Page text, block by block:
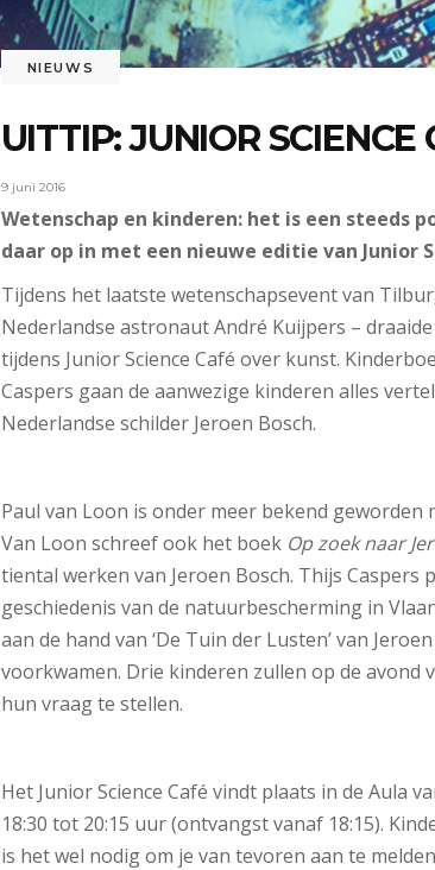
NIEUWS
UITTIP: JUNIOR SCIENCE
9 juni 2016
Wetenschap en kinderen: het is een steeds
daar op in met een nieuwe editie van Junior
Tijdens het laatste wetenschapsevent van
Nederlandse astronaut André Kuijpers –
tijdens Junior Science Café over kunst.
Caspers gaan de aanwezige kinderen alles
Nederlandse schilder Jeroen Bosch.
Paul van Loon is onder meer bekend
Van Loon schreef ook het boek Op zoek naar
tiental werken van Jeroen Bosch. Thijs
geschiedenis van de natuurbescherming in
aan de hand van ‘De Tuin der Lusten’ van
voorkwamen. Drie kinderen zullen op de avond
hun vraag te stellen.
Het Junior Science Café vindt plaats in de Aula
18:30 tot 20:15 uur (ontvangst vanaf 18:15).
is het wel nodig om je van tevoren aan te